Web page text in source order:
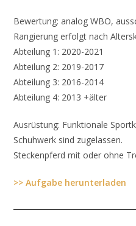
Bewertung: analog WBO,
Rangierung erfolgt nach
Abteilung 1: 2020-2021
Abteilung 2: 2019-2017
Abteilung 3: 2016-2014
Abteilung 4: 2013 +älter
Ausrüstung: Funktionale
Schuhwerk sind zugelassen.
Steckenpferd mit oder ohne
>> Aufgabe herunterladen